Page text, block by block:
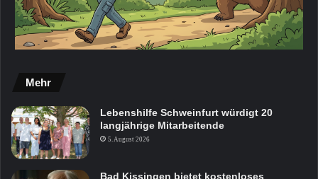
Mehr
Lebenshilfe Schweinfurt würdigt 20
langjährige Mitarbeitende
5. August 2026
Bad Kissingen bietet kostenloses